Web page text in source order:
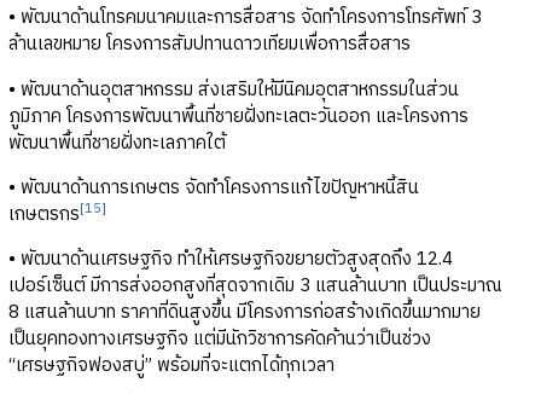
• พัฒนาด้านโทรคมนาคมและการสื่อสาร จัดทำโครงการโทรศัพท์ 3
ล้านเลขหมาย โครงการสัมปทานดาวเทียมเพื่อการสื่อสาร
• พัฒนาด้านอุตสาหกรรม ส่งเสริมให้มีนิคมอุตสาหกรรมในส่วน
ภูมิภาค โครงการพัฒนาพื้นที่ชายฝั่งทะเลตะวันออก และโครงการ
พัฒนาพื้นที่ชายฝั่งทะเลภาคใต้
• พัฒนาด้านการเกษตร จัดทำโครงการแก้ไขปัญหาหนี้สิน
เกษตรกร[15]
• พัฒนาด้านเศรษฐกิจ ทำให้เศรษฐกิจขยายตัวสูงสุดถึง 12.4
เปอร์เซ็นต์ มีการส่งออกสูงที่สุดจากเดิม 3 แสนล้านบาท เป็นประมาณ
8 แสนล้านบาท ราคาที่ดินสูงขึ้น มีโครงการก่อสร้างเกิดขึ้นมากมาย
เป็นยุคทองทางเศรษฐกิจ แต่มีนักวิชาการคัดค้านว่าเป็นช่วง
“เศรษฐกิจฟองสบู่” พร้อมที่จะแตกได้ทุกเวลา